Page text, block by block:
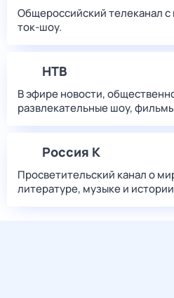
Общероссийский телеканал
ток-шоу.
НТВ
В эфире новости,
развлекательные шоу,
Россия К
Просветительский канал о
литературе, музыке и